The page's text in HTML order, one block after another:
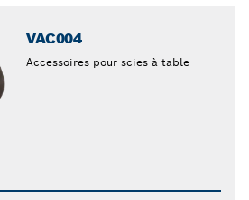
VAC004
Accessoires pour scies à table